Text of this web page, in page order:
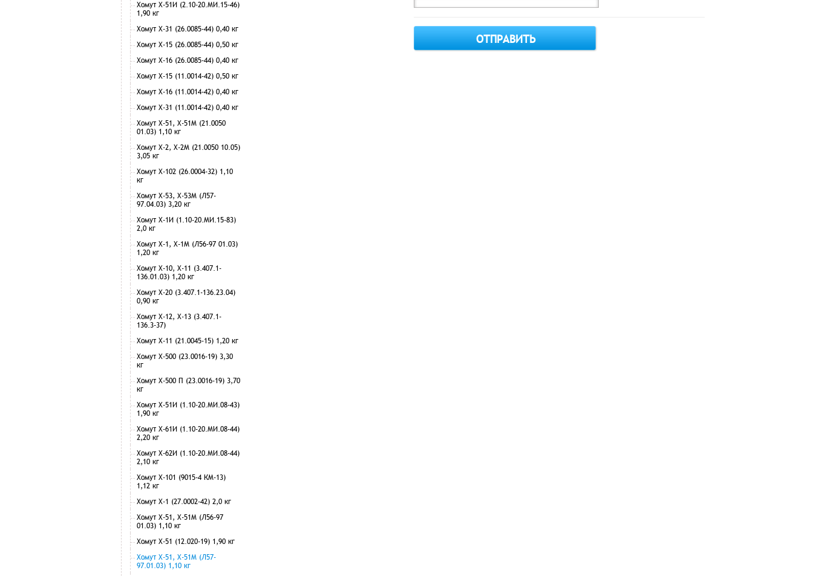
Хомут Х-51И (2.10-20.МИ.15-46)
1,90 кг
Хомут Х-31 (26.0085-44) 0,40 кг
Хомут Х-15 (26.0085-44) 0,50 кг
Хомут Х-16 (26.0085-44) 0,40 кг
Хомут Х-15 (11.0014-42) 0,50 кг
Хомут Х-16 (11.0014-42) 0,40 кг
Хомут Х-31 (11.0014-42) 0,40 кг
Хомут Х-51, Х-51М (21.0050
01.03) 1,10 кг
Хомут Х-2, Х-2М (21.0050 10.05)
3,05 кг
Хомут Х-102 (26.0004-32) 1,10
кг
Хомут Х-53, Х-53М (Л57-
97.04.03) 3,20 кг
Хомут Х-1И (1.10-20.МИ.15-83)
2,0 кг
Хомут Х-1, Х-1М (Л56-97 01.03)
1,20 кг
Хомут Х-10, Х-11 (3.407.1-
136.01.03) 1,20 кг
Хомут Х-20 (3.407.1-136.23.04)
0,90 кг
Хомут Х-12, Х-13 (3.407.1-
136.3-37)
Хомут Х-11 (21.0045-15) 1,20 кг
Хомут Х-500 (23.0016-19) 3,30
кг
Хомут Х-500 П (23.0016-19) 3,70
кг
Хомут Х-51И (1.10-20.МИ.08-43)
1,90 кг
Хомут Х-61И (1.10-20.МИ.08-44)
2,20 кг
Хомут Х-62И (1.10-20.МИ.08-44)
2,10 кг
Хомут Х-101 (9015-4 КМ-13)
1,12 кг
Хомут Х-1 (27.0002-42) 2,0 кг
Хомут Х-51, Х-51М (Л56-97
01.03) 1,10 кг
Хомут Х-51 (12.020-19) 1,90 кг
Хомут Х-51, Х-51М (Л57-
97.01.03) 1,10 кг